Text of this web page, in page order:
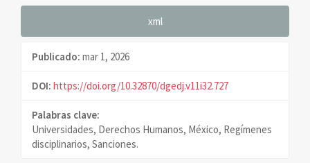
xml
Publicado: mar 1, 2026
DOI: https://doi.org/10.32870/dgedj.v11i32.727
Palabras clave:
Universidades, Derechos Humanos, México, Regímenes
disciplinarios, Sanciones.